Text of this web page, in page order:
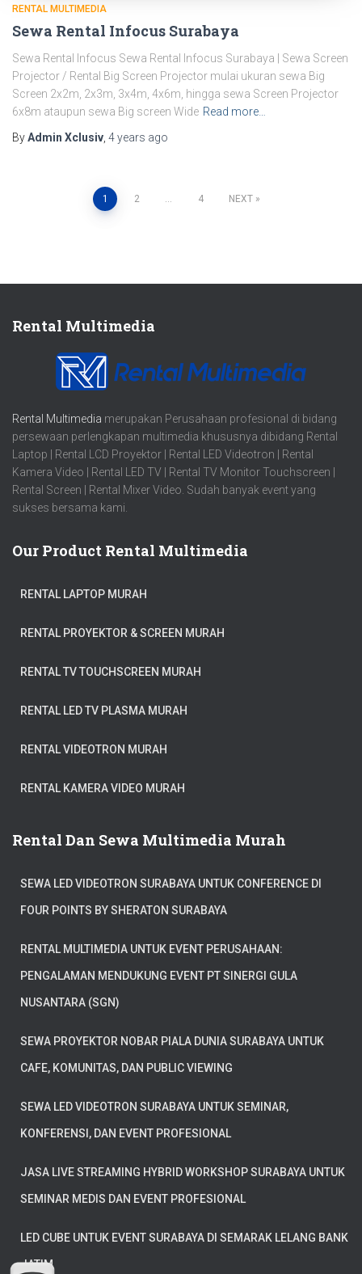
RENTAL MULTIMEDIA
Sewa Rental Infocus Surabaya
Sewa Rental Infocus Sewa Rental Infocus Surabaya | Sewa Screen
Projector / Rental Big Screen Projector mulai ukuran sewa Big
Screen 2x2m, 2x3m, 3x4m, 4x6m, hingga sewa Screen Projector
6x8m ataupun sewa Big screen Wide Read more…
ByAdmin Xclusiv 4 years ago
1 2 4 NEXT
Rental Multimedia
Rental Multimedia merupakan Perusahaan profesional di bidang
persewaan perlengkapan multimedia khususnya dibidang Rental
Laptop | Rental LCD Proyektor | Rental LED Videotron | Rental
Kamera Video | Rental LED TV | Rental TV Monitor Touchscreen |
Rental Screen | Rental Mixer Video. Sudah banyak event yang
sukses bersama kami.
Our Product Rental Multimedia
RENTAL LAPTOP MURAH
RENTAL PROYEKTOR & SCREEN MURAH
RENTAL TV TOUCHSCREEN MURAH
RENTAL LED TV PLASMA MURAH
RENTAL VIDEOTRON MURAH
RENTAL KAMERA VIDEO MURAH
Rental Dan Sewa Multimedia Murah
SEWA LED VIDEOTRON SURABAYA UNTUK CONFERENCE DI
FOUR POINTS BY SHERATON SURABAYA
RENTAL MULTIMEDIA UNTUK EVENT PERUSAHAAN:
PENGALAMAN MENDUKUNG EVENT PT SINERGI GULA
NUSANTARA (SGN)
SEWA PROYEKTOR NOBAR PIALA DUNIA SURABAYA UNTUK
CAFE, KOMUNITAS, DAN PUBLIC VIEWING
SEWA LED VIDEOTRON SURABAYA UNTUK SEMINAR,
KONFERENSI, DAN EVENT PROFESIONAL
JASA LIVE STREAMING HYBRID WORKSHOP SURABAYA UNTUK
SEMINAR MEDIS DAN EVENT PROFESIONAL
LED CUBE UNTUK EVENT SURABAYA DI SEMARAK LELANG BANK
JATIM